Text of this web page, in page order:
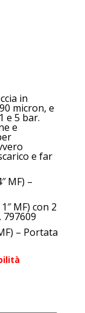
in
micron, e
e 5 bar.
e
e far
MF) –
MF) con 2
– Portata